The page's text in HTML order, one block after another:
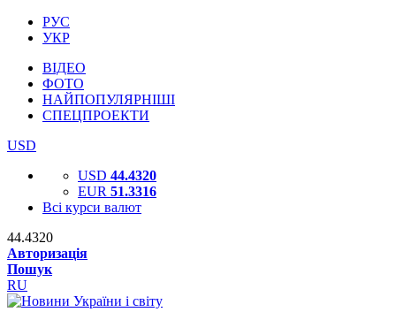
РУС
УКР
ВІДЕО
ФОТО
НАЙПОПУЛЯРНІШІ
СПЕЦПРОЕКТИ
USD
USD 44.4320
EUR 51.3316
Всі курси валют
44.4320
Авторизація
Пошук
RU